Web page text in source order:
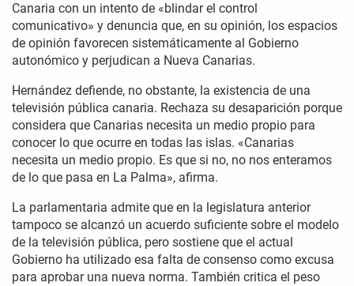
Canaria con un intento de «blindar el control
comunicativo» y denuncia que, en su opinión, los espacios
de opinión favorecen sistemáticamente al Gobierno
autonómico y perjudican a Nueva Canarias.
Hernández defiende, no obstante, la existencia de una
televisión pública canaria. Rechaza su desaparición porque
considera que Canarias necesita un medio propio para
conocer lo que ocurre en todas las islas. «Canarias
necesita un medio propio. Es que si no, no nos enteramos
de lo que pasa en La Palma», afirma.
La parlamentaria admite que en la legislatura anterior
tampoco se alcanzó un acuerdo suficiente sobre el modelo
de la televisión pública, pero sostiene que el actual
Gobierno ha utilizado esa falta de consenso como excusa
para aprobar una nueva norma. También critica el peso